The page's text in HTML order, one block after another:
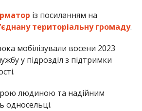
із посиланням на
територіальну громаду.
мобілізували восени 2023
у підрозділ з підтримки
людиною та надійним
односельці.